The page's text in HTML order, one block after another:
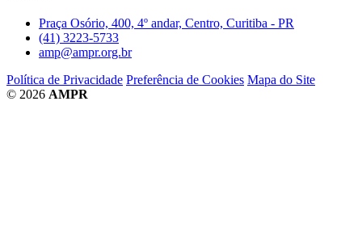
Praça Osório, 400, 4º andar, Centro, Curitiba - PR
(41) 3223-5733
amp@ampr.org.br
Política de Privacidade Preferência de Cookies Mapa do Site
© 2026 AMPR